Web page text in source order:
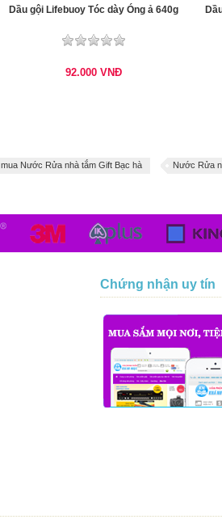
Dầu gội Lifebuoy Tóc dày Óng ả 640g
92.000VNĐ
mua Nước Rửa nhà tắm Gift Bạc hà Nước Rửa
Chứng nhận uy tín